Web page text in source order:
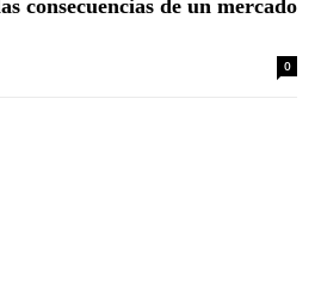
consecuencias de un mercado
0